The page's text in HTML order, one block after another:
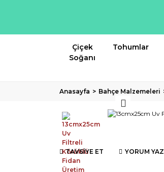
Çiçek
Soğanı
Tohumlar
Anasayfa Bahçe Malzemeleri
TAVSİYE ET YORUM YAZ